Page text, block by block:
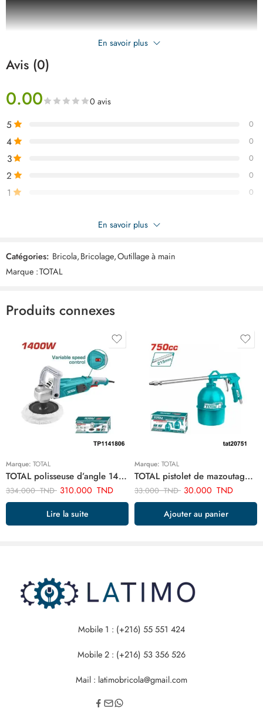
En savoir plus
Avis (0)
0.00 0 avis
5 0
4 0
3 0
2 0
1 0
Soyez le premier à donner votre avis sur “TOTAL ciseau 215mm
THSCRS812001”
Commentaires
Il n'y a pas encore de critiques.
En savoir plus
Catégories: Bricola,Bricolage,Outillage à main
Marque :TOTAL
Produits connexes
Marque: TOTAL
TOTAL polisseuse d’angle 1400w TP1141806
334.000TND 310.000 TND
Lire la suite
Marque: TOTAL
TOTAL pistolet de mazoutage TAT20751
33.000TND 30.000 TND
Ajouter au panier
Mobile 1 : (+216) 55 551 424
Mobile 2 : (+216) 53 356 526
Mail : latimobricola@gmail.com